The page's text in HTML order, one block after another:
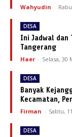
Wahyudin -
DESA
Ini Jadwal dan
Tangerang
Haer - Selasa, 30
DESA
Banyak
Kecamatan,
Firman - Sabtu,
DESA